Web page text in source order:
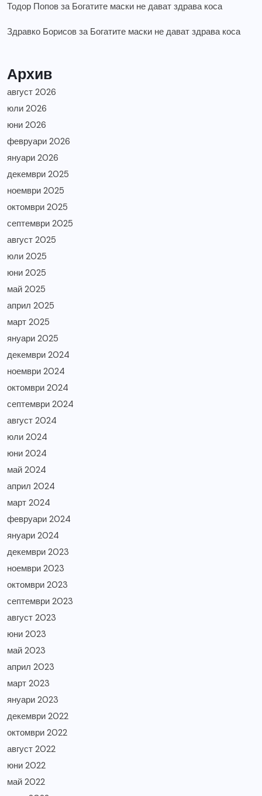
Тодор Попов за Богатите маски не дават здрава коса
Здравко Борисов за Богатите маски не дават здрава коса
Архив
август 2026
юли 2026
юни 2026
февруари 2026
януари 2026
декември 2025
ноември 2025
октомври 2025
септември 2025
август 2025
юли 2025
юни 2025
май 2025
април 2025
март 2025
януари 2025
декември 2024
ноември 2024
октомври 2024
септември 2024
август 2024
юли 2024
юни 2024
май 2024
април 2024
март 2024
февруари 2024
януари 2024
декември 2023
ноември 2023
октомври 2023
септември 2023
август 2023
юни 2023
май 2023
април 2023
март 2023
януари 2023
декември 2022
октомври 2022
август 2022
юни 2022
май 2022